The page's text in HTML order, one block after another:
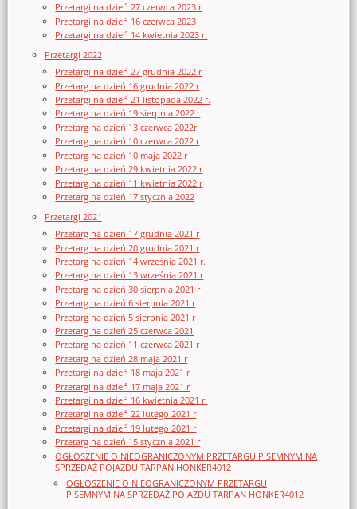
Przetargi na dzień 27 czerwca 2023 r
Przetargi na dzień 16 czerwca 2023
Przetargi na dzień 14 kwietnia 2023 r.
Przetargi 2022
Przetargi na dzień 27 grudnia 2022 r
Przetarg na dzień 16 grudnia 2022 r
Przetargi na dzień 21 listopada 2022 r.
Przetarg na dzień 19 sierpnia 2022 r
Przetarg na dzień 13 czerwca 2022r.
Przetarg na dzień 10 czerwca 2022 r
Przetarg na dzień 10 maja 2022 r
Przetarg na dzień 29 kwietnia 2022 r
Przetarg na dzień 11 kwietnia 2022 r
Przetarg na dzień 17 stycznia 2022
Przetargi 2021
Przetarg na dzień 17 grudnia 2021 r
Przetarg na dzień 20 grudnia 2021 r
Przetarg na dzień 14 września 2021 r.
Przetarg na dzień 13 września 2021 r
Przetarg na dzień 30 sierpnia 2021 r
Przetarg na dzień 6 sierpnia 2021 r
Przetarg na dzień 5 sierpnia 2021 r
Przetarg na dzień 25 czerwca 2021
Przetarg na dzień 11 czerwca 2021 r
Przetarg na dzień 28 maja 2021 r
Przetargi na dzień 18 maja 2021 r
Przetargi na dzień 17 maja 2021 r
Przetargi na dzień 16 kwietnia 2021 r.
Przetargi na dzień 22 lutego 2021 r
Przetargi na dzień 19 lutego 2021 r
Przetarg na dzień 15 stycznia 2021 r
OGŁOSZENIE O NIEOGRANICZONYM PRZETARGU PISEMNYM NA
SPRZEDAŻ POJAZDU TARPAN HONKER4012
OGŁOSZENIE O NIEOGRANICZONYM PRZETARGU
PISEMNYM NA SPRZEDAŻ POJAZDU TARPAN HONKER4012